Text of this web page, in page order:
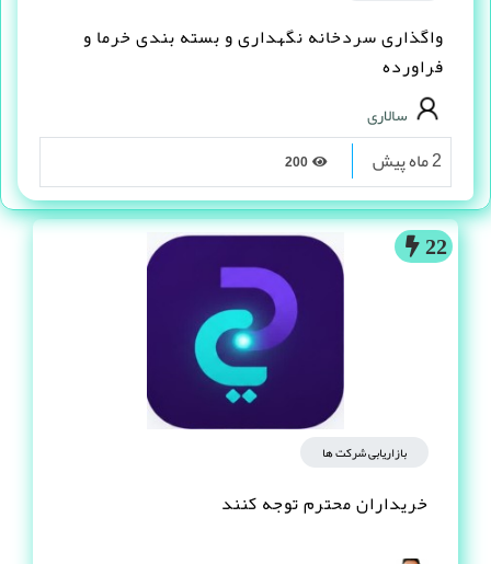
22
بازاریابی شرکت ها
خریداران محترم توجه کنند
واگذاری سردخانه نگهداری و بسته بندی خرما و
فراورده
سالاری
2 ماه پیش